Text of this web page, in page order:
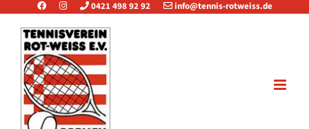
Zum
Inhalt
springen
0421 498 92 92 info@tennis-rotweiss.de